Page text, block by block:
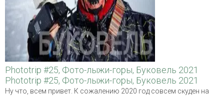
Phototrip #25, Фото-лыжи-горы, Буковель 2021
Phototrip #25, Фото-лыжи-горы, Буковель 2021
Ну что, всем привет. К сожалению 2020 год совсем скуден на